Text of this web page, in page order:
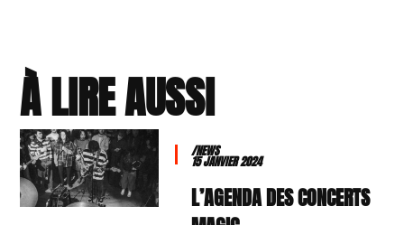
À LIRE AUSSI
/NEWS
15 JANVIER 2024
L’AGENDA DES CONCERTS